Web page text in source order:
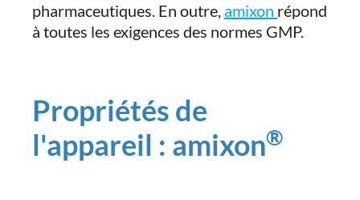
pharmaceutiques. En outre, amixon répond
à toutes les exigences des normes GMP.
Propriétés de
l'appareil : amixon®